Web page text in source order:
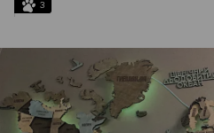
3